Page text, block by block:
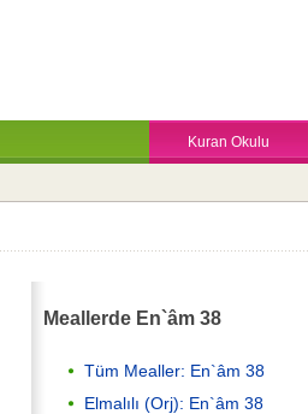
Kuran Okulu
Meallerde En`âm 38
Tüm Mealler: En`âm 38
Elmalılı (Orj): En`âm 38